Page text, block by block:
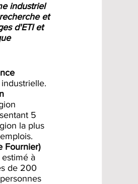
industriel
et
d'ETI et
5
la plus
Fournier)
à
de 200